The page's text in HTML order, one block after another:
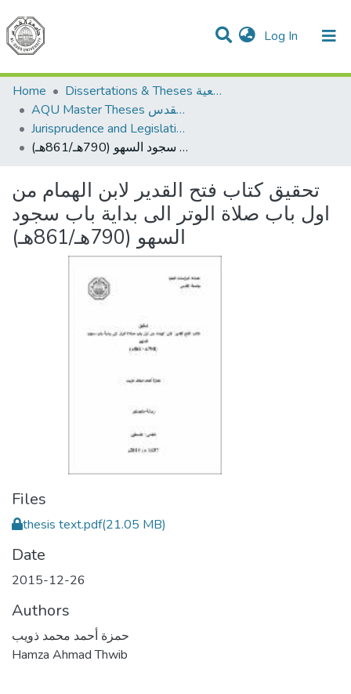
Log In (current)
Communities & Collections
All of DSpace
Home
Dissertations & Theses الرسائل الجامعية
AQU Master Theses الرسائل الجامعية الخاصة بجامعة القدس
Jurisprudence and Legislation الفقه والتشريع
تحقيق كتاب فتح القدير لابن الهمام من اول باب صلاة الوتر الى بداية باب سجود السهو (790هـ/861هـ)
تحقيق كتاب فتح القدير لابن الهمام من
اول باب صلاة الوتر الى بداية باب سجود
السهو (790هـ/861هـ)
Files
thesis text.pdf(21.05 MB)
Date
2015-12-26
Authors
حمزة أحمد محمد ذويب
Hamza Ahmad Thwib